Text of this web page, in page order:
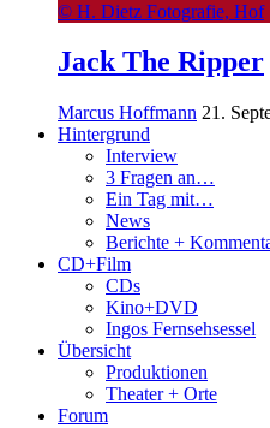
Jack The Ripper
Marcus Hoffmann 21.
Hintergrund
Interview
3 Fragen an…
Ein Tag mit…
News
Berichte +
CD+Film
CDs
Kino+DVD
Ingos Fernsehsessel
Übersicht
Produktionen
Theater + Orte
Forum